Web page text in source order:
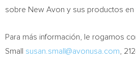
sobre New Avon y sus productos en
Para más información, le rogamos
Small susan.small@avonusa.com ,